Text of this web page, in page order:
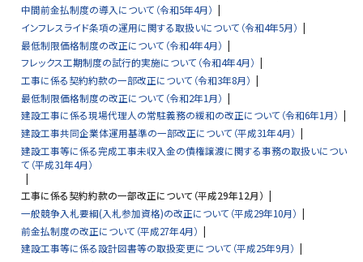
中間前金払制度の導入について（令和5年4月）
インフレスライド条項の運用に関する取扱いについて（令和4年5月）
最低制限価格制度の改正について（令和4年4月）
フレックス工期制度の試行的実施について（令和4年4月）
工事に係る契約約款の一部改正について（令和3年8月）
最低制限価格制度の改正について（令和2年1月）
建設工事に係る現場代理人の常駐義務の緩和の改正について（令和6年1月）
建設工事共同企業体運用基準の一部改正について（平成31年4月）
建設工事等に係る完成工事未収入金の債権譲渡に関する事務の取扱いについ
て（平成31年4月）
工事に係る契約約款の一部改正について（平成29年12月）
一般競争入札要綱(入札参加資格)の改正について（平成29年10月）
前金払制度の改正について（平成27年4月）
建設工事等に係る設計図書等の取扱変更について（平成25年9月）